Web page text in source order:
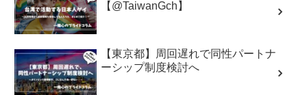
【@TaiwanGch】
【東京都】周回遅れで同性パートナ
ーシップ制度検討へ